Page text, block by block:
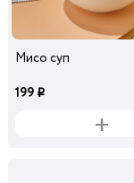
Мисо суп
199 i